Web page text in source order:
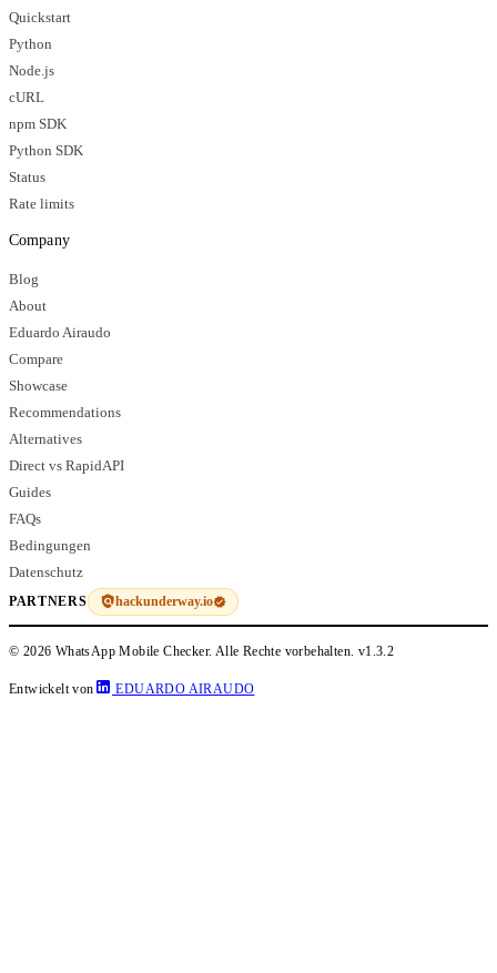
Quickstart
Python
Node.js
cURL
npm SDK
Python SDK
Status
Rate limits
Company
Blog
About
Eduardo Airaudo
Compare
Showcase
Recommendations
Alternatives
Direct vs RapidAPI
Guides
FAQs
Bedingungen
Datenschutz
PARTNERS hackunderway.io
© 2026 WhatsApp Mobile Checker. Alle Rechte vorbehalten. v1.3.2
Entwickelt von EDUARDO AIRAUDO